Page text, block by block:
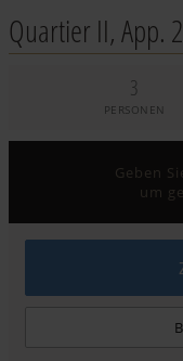
Quartier II, App.
3
PERSONEN
Geben
um